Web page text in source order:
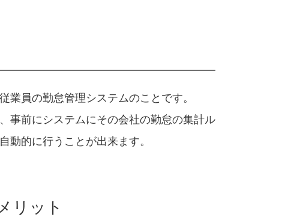
業員の勤怠管理システムのことです。
事前にシステムにその会社の勤怠の集計ル
動的に行うことが出来ます。
リット